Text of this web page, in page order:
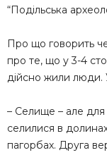
“Пoдiльська
Про що говорить
про те, що у 3-4
дійсно жили люди.
– Селище – але
селилися в
пагорбах. Друга